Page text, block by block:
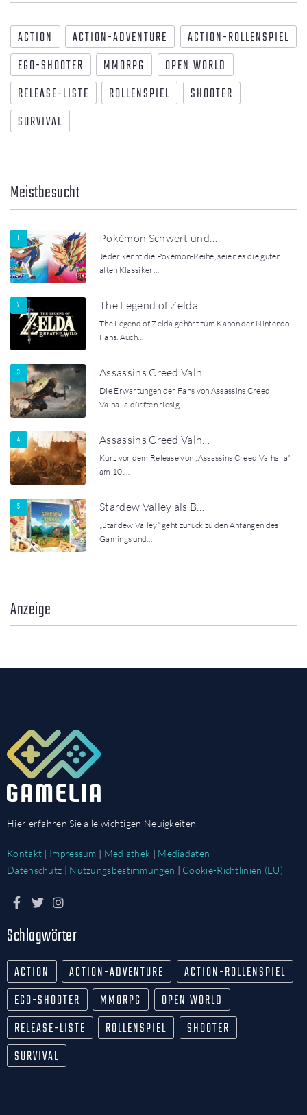
ACTION ACTION-ADVENTURE
ACTION-ROLLENSPIEL
EGO-SHOOTER
MMORPG
OPEN WORLD
RELEASE-LISTE
ROLLENSPIEL
SHOOTER
SURVIVAL
Meistbesucht
Pokémon Schwert und…
Jeder kennt die Pokémon-Reihe, seien es die guten
alten Klassiker…
The Legend of Zelda…
The Legend of Zelda gehört zum Kanon der Nintendo-
Fans. Auch…
Assassins Creed Valh…
Die Erwartungen der Fans von Assassins Creed
Valhalla dürften riesig…
Assassins Creed Valh…
Kurz vor dem Release von „Assassins Creed Valhalla“
am 10.…
Stardew Valley als B…
„Stardew Valley“ geht zurück zu den Anfängen des
Gamings und…
Anzeige
Hier erfahren Sie alle wichtigen Neuigkeiten.
Kontakt | Impressum | Mediathek | Mediadaten
Datenschutz | Nutzungsbestimmungen | Cookie-Richtlinien (EU)
Schlagwörter
ACTION ACTION-ADVENTURE
ACTION-ROLLENSPIEL
EGO-SHOOTER
MMORPG
OPEN WORLD
RELEASE-LISTE
ROLLENSPIEL
SHOOTER
SURVIVAL